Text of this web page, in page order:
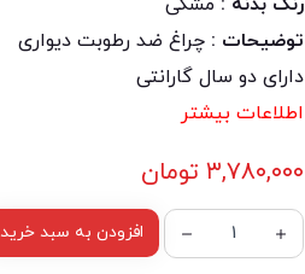
توضیحات : چراغ ضد رطوبت دیواری
دارای دو سال گارانتی
اطلاعات بیشتر
۳,۷۸۰,۰۰۰ تومان
افزودن به سبد خرید